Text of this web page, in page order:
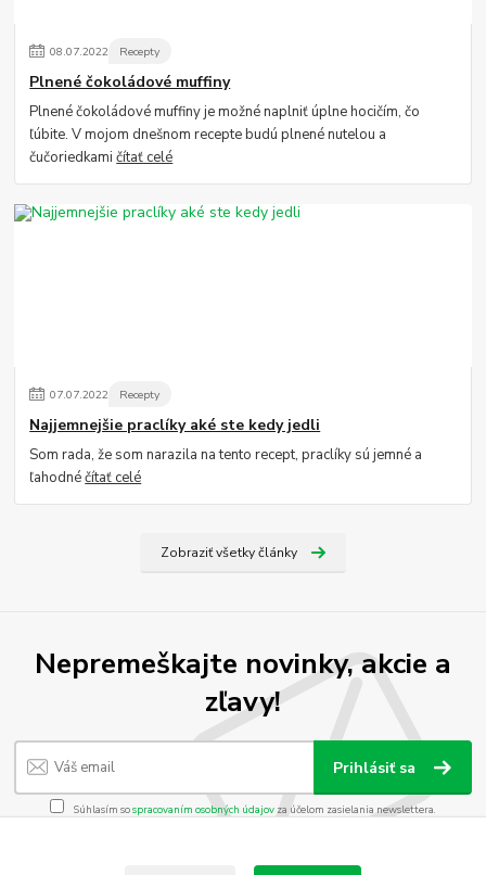
08.07.2022 Recepty
Plnené čokoládové muffiny
Plnené čokoládové muffiny je možné naplniť úplne hocičím, čo
ľúbite. V mojom dnešnom recepte budú plnené nutelou a
čučoriedkamičítať celé
07.07.2022 Recepty
Najjemnejšie praclíky aké ste kedy jedli
Som rada, že som narazila na tento recept, praclíky sú jemné a
ľahodnéčítať celé
Zobraziť všetky články
Nepremeškajte novinky, akcie a
zľavy!
Prihlásiť sa
Súhlasím sospracovaním osobných údajov za účelom zasielania newslettera.